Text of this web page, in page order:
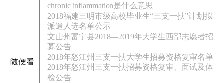
随便看
chronic inflammation是什么意思
2018福建三明市级高校毕业生“三支一扶”计划拟
派遣人选名单公示
文山州富宁县2018—2019年大学生西部志愿者招
募公告
2018年怒江州三支一扶大学生招募资格复审名单
2018年怒江州三支一扶招募资格复审、面试及体
检公告